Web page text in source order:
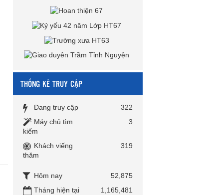
THỐNG KÊ TRUY CẬP
Đang truy cập
322
Máy chủ tìm
kiếm
3
Khách viếng
thăm
319
Hôm nay
52,875
Tháng hiện tại
1,165,481